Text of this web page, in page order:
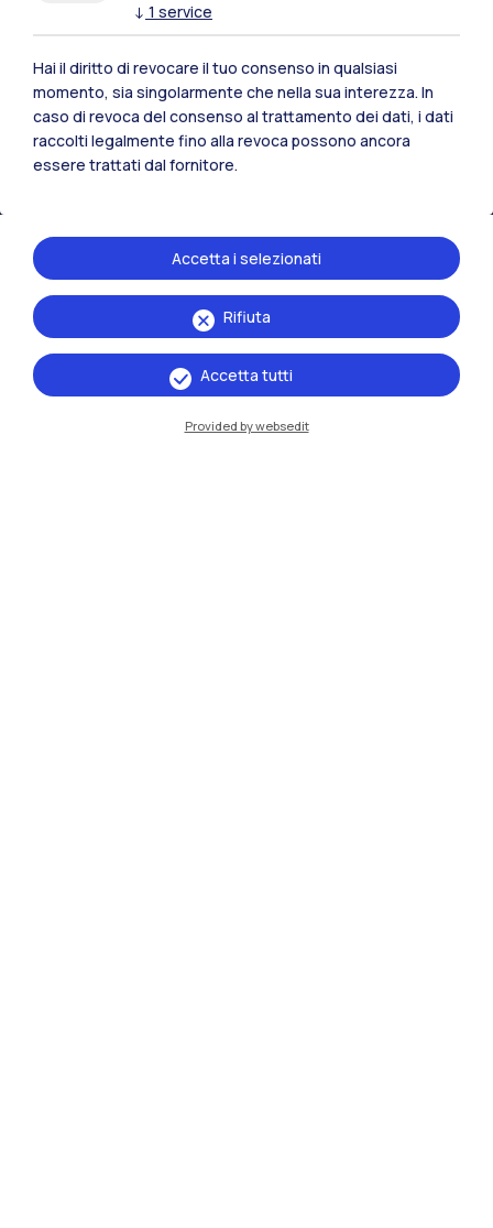
Polimi Community
Tutti i siti dell’ecosistema
↓ 1 service
Hai il diritto di revocare il tuo consenso in qualsiasi
momento, sia singolarmente che nella sua interezza. In
caso di revoca del consenso al trattamento dei dati, i dati
raccolti legalmente fino alla revoca possono ancora
essere trattati dal fornitore.
Rifiuta
Accetta i selezionati
Accetta tutti
Provided by websedit